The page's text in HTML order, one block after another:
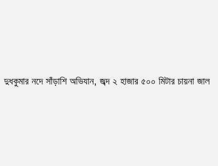
দুধকুমার নদে সাঁড়াশি অভিযান, জব্দ ২ হাজার ৫০০ মিটার চায়না জাল